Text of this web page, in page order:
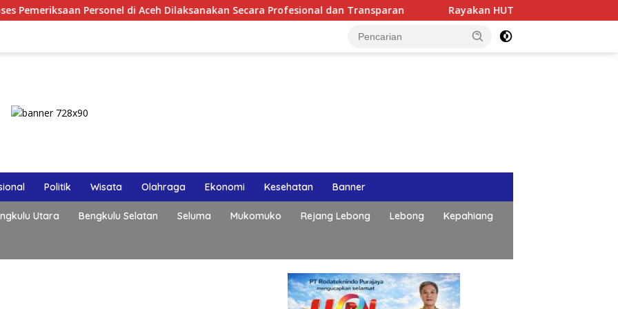
Personel di Aceh Dilaksanakan Secara Profesional dan Transparan Rayakan HUT ke-50 Bahlil Lahadalia, DPD
Politik Wisata Olahraga Ekonomi Kesehatan Banner
Utara Bengkulu Selatan Seluma Mukomuko Rejang Lebong Lebong Kepahiang